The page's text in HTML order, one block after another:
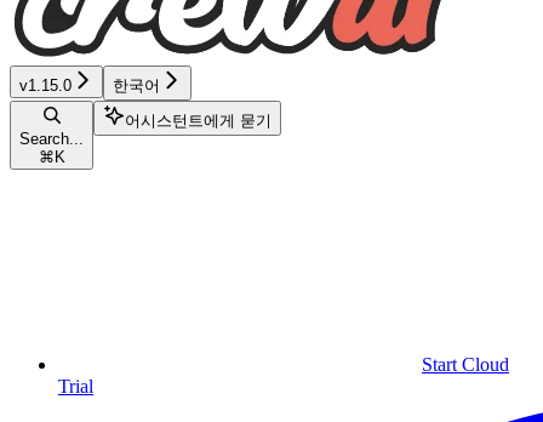
v1.15.0 한국어
Search...
⌘ K
어시스턴트에게 묻기
Start Cloud
Trial